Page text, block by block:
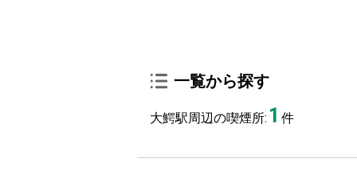
一覧から探す
大鰐駅周辺の喫煙所: 1 件